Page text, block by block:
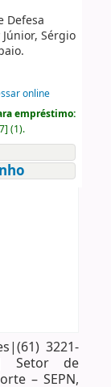
Defesa
Sérgio
online
empréstimo:
] (1).
3221-
Setor de
– SEPN,